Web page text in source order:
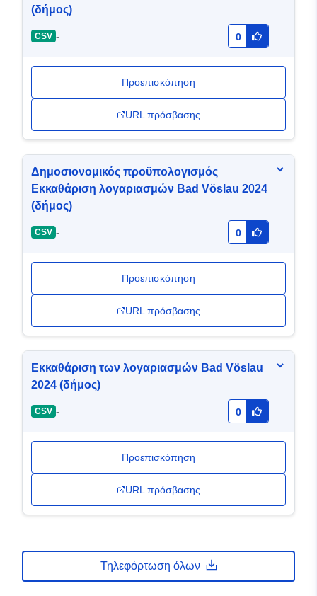
(δήμος)
CSV - 0
Προεπισκόπηση
URL πρόσβασης
Δημοσιονομικός προϋπολογισμός
Εκκαθάριση λογαριασμών Bad Vöslau 2024
(δήμος)
CSV - 0
Προεπισκόπηση
URL πρόσβασης
Εκκαθάριση των λογαριασμών Bad Vöslau
2024 (δήμος)
CSV - 0
Προεπισκόπηση
URL πρόσβασης
Τηλεφόρτωση όλων